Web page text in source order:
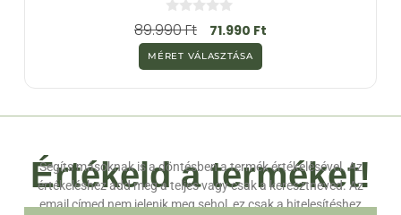
0
a
5
-
b
89.990Ft 71.990 Ft
MÉRET VÁLASZTÁSA
Értékeld a terméket!
Segíts másoknak is a döntésben a termék értékelésével. Az
értékeléshez add meg a teljes vagy csak a keresztneved. Az
email címed nem jelenik meg sehol, ez csak a hitelesítéshez